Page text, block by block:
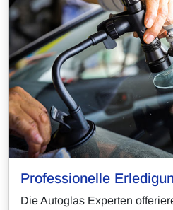
Professionelle
Die Autoglas Experten